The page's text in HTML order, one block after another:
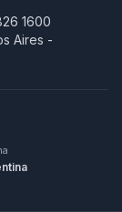
1600
Aires -